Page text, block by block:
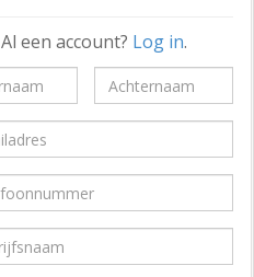
Al een account? Log in.